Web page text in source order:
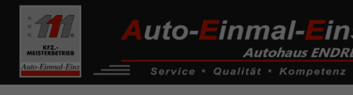
------------ Host Name : selector1._domainkey Points to address or
de0k._domainkey.autoeinmaleins.onmicrosoft.com